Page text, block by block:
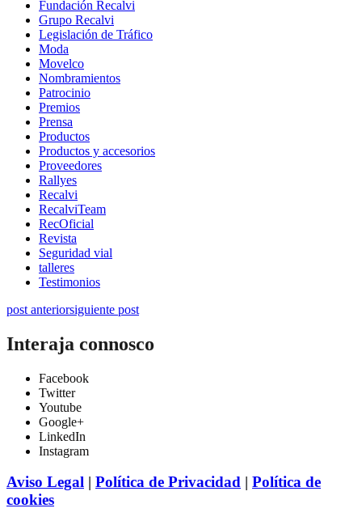
Fundación Recalvi
Grupo Recalvi
Legislación de Tráfico
Moda
Movelco
Nombramientos
Patrocinio
Premios
Prensa
Productos
Productos y accesorios
Proveedores
Rallyes
Recalvi
RecalviTeam
RecOficial
Revista
Seguridad vial
talleres
Testimonios
post anteriorsiguiente post
Interaja connosco
Facebook
Twitter
Youtube
Google+
LinkedIn
Instagram
Aviso Legal | Política de Privacidad | Política de
cookies